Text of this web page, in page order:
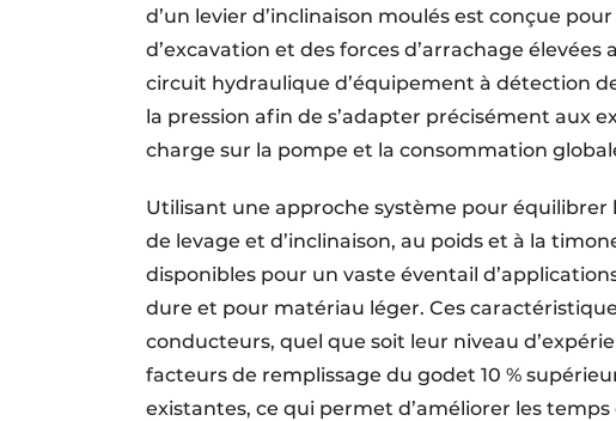
d’un levier d’inclinaison moulés est conçue
d’excavation et des forces d’arrachage
circuit hydraulique d’équipement à détection
la pression afin de s’adapter précisément aux
charge sur la pompe et la consommation
Utilisant une approche système pour
de levage et d’inclinaison, au poids et à la
disponibles pour un vaste éventail
dure et pour matériau léger. Ces
conducteurs, quel que soit leur niveau
facteurs de remplissage du godet 10 %
existantes, ce qui permet d’améliorer les